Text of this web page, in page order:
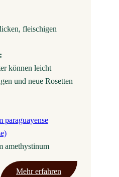
fleischigen
können leicht
und neue Rosetten
paraguayense
amethystinum
Mehr erfahren